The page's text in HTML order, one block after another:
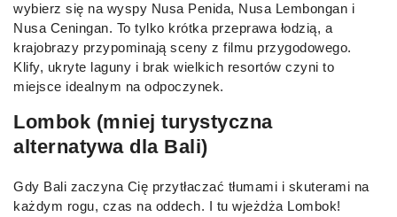
wybierz się na wyspy Nusa Penida, Nusa Lembongan i
Nusa Ceningan. To tylko krótka przeprawa łodzią, a
krajobrazy przypominają sceny z filmu przygodowego.
Klify, ukryte laguny i brak wielkich resortów czyni to
miejsce idealnym na odpoczynek.
Lombok (mniej turystyczna
alternatywa dla Bali)
Gdy Bali zaczyna Cię przytłaczać tłumami i skuterami na
każdym rogu, czas na oddech. I tu wjeżdża Lombok!